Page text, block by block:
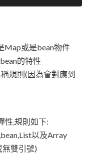
Map或是bean物件
的特性
規則(因為會對應到
性,規則如下:
以及Array
雙引號)